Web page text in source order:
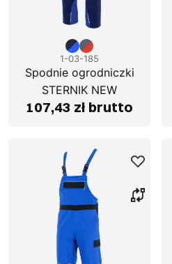
1-03-185
Spodnie ogrodniczki
STERNIK NEW
107,43 zł brutto